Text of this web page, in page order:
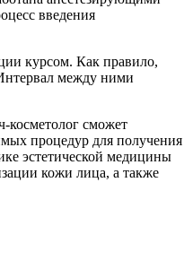
введения
курсом. Как правило,
между ними
косметолог сможет
процедур для получения
эстетической медицины
кожи лица, а также